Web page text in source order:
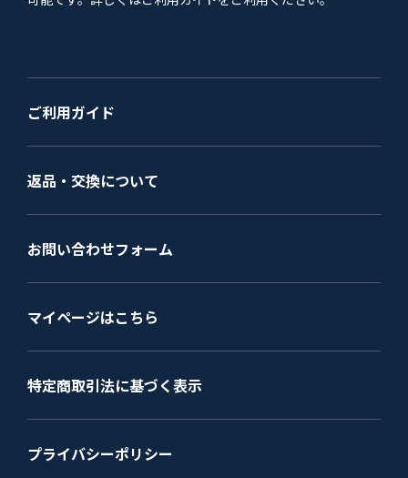
ご利用ガイド
返品・交換について
お問い合わせフォーム
マイページはこちら
特定商取引法に基づく表示
プライバシーポリシー